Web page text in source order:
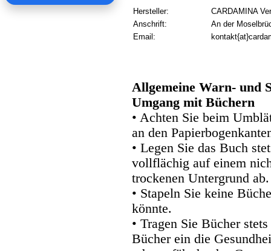
Hersteller:
CARDAMINA
Anschrift:
An der
Email:
Allgemeine Warn- und
Umgang mit Büchern
• Achten Sie beim
an den
• Legen Sie das Buch
vollflächig auf einem
trockenen Untergrund ab.
• Stapeln Sie keine
könnte.
• Tragen Sie Bücher
Bücher ein die